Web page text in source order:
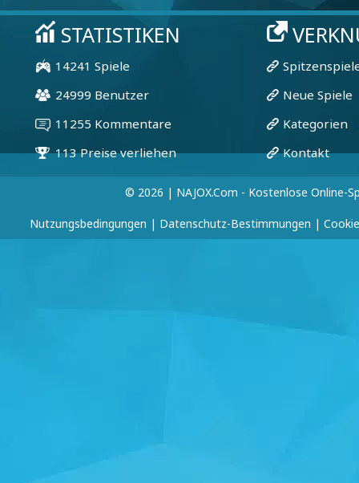
© 2026 | NAJOX.com - Kostenlose Online-
Nutzungsbedingungen | Datenschutz-Bestimmungen |